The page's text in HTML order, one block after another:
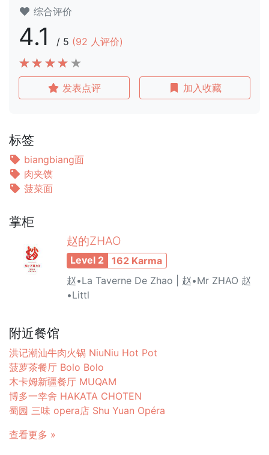
综合评价
4.1 / 5 (92 人评价)
发表点评 加入收藏
标签
biangbiang面
肉夹馍
菠菜面
掌柜
赵的ZHAO
Level 2
162 Karma
赵•La Taverne De Zhao | 赵•Mr ZHAO 赵
•Littl
附近餐馆
洪记潮汕牛肉火锅 NiuNiu Hot Pot
菠萝茶餐厅 Bolo Bolo
木卡姆新疆餐厅 MUQAM
博多一幸舍 HAKATA CHOTEN
蜀园 三味 opera店 Shu Yuan Opéra
查看更多 »